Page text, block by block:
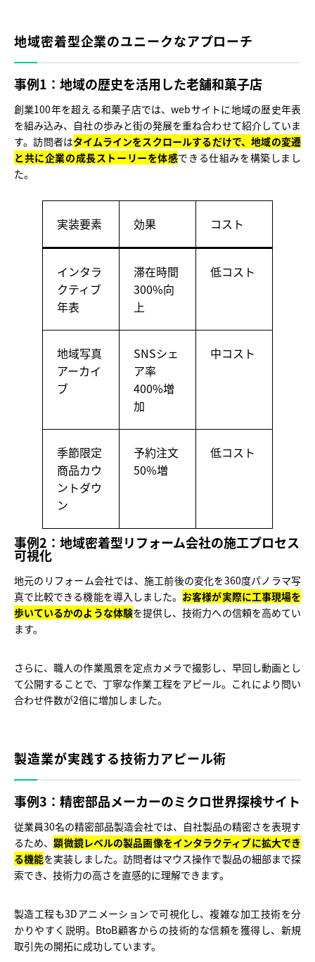
地域密着型企業のユニークなアプローチ
事例1：地域の歴史を活用した老舗和菓子店
創業100年を超える和菓子店では、webサイトに地域の歴史年表
を組み込み、自社の歩みと街の発展を重ね合わせて紹介していま
す。訪問者はタイムラインをスクロールするだけで、地域の変遷
と共に企業の成長ストーリーを体感できる仕組みを構築しまし
た。
実装要素 効果 コスト
インタラ
クティブ
年表
滞在時間
300%向
上
低コスト
地域写真
アーカイ
ブ
SNSシェ
ア率
400%増
加
中コスト
季節限定
商品カウ
ントダウ
ン
予約注文
50%増
低コスト
事例2：地域密着型リフォーム会社の施工プロセス
可視化
地元のリフォーム会社では、施工前後の変化を360度パノラマ写
真で比較できる機能を導入しました。 お客様が実際に工事現場を
歩いているかのような体験を提供し、技術力への信頼を高めてい
ます。
さらに、職人の作業風景を定点カメラで撮影し、早回し動画とし
て公開することで、丁寧な作業工程をアピール。これにより問い
合わせ件数が2倍に増加しました。
製造業が実践する技術力アピール術
事例3：精密部品メーカーのミクロ世界探検サイト
従業員30名の精密部品製造会社では、自社製品の精密さを表現す
るため、顕微鏡レベルの製品画像をインタラクティブに拡大でき
る機能を実装しました。訪問者はマウス操作で製品の細部まで探
索でき、技術力の高さを直感的に理解できます。
製造工程も3Dアニメーションで可視化し、複雑な加工技術を分
かりやすく説明。BtoB顧客からの技術的な信頼を獲得し、新規
取引先の開拓に成功しています。